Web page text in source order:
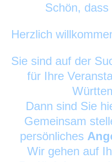
Schön,
Herzlich
Sie sind auf der
für Ihre
Dann sind Sie
Gemeinsam
persönliches
Wir gehen auf